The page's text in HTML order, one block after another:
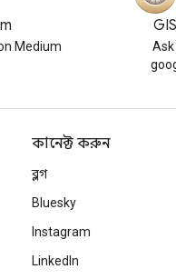
Medium
কানেক্ট করুন
ব্লগ
Bluesky
Instagram
LinkedIn